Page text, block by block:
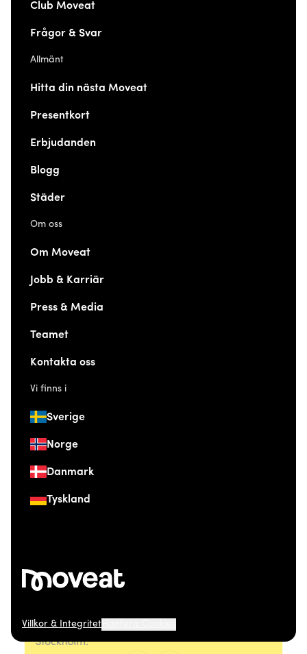
Club Moveat
Frågor & Svar
Allmänt
Hitta din nästa Moveat
Presentkort
Erbjudanden
Blogg
Städer
Om oss
Om Moveat
Jobb & Karriär
Press & Media
Teamet
Kontakta oss
Vi finns i
Sverige
Norge
Danmark
Tyskland
Villkor & Integritet
© 2026 Moveat. Östermalmsgatan 26, 114 26
Stockholm.